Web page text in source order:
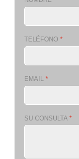
TELÉFONO *
EMAIL *
SU CONSULTA *